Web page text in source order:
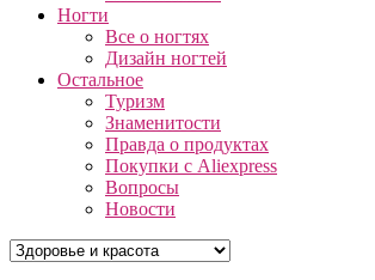
Ногти
Все о ногтях
Дизайн ногтей
Остальное
Туризм
Знаменитости
Правда о продуктах
Покупки с Aliexpress
Вопросы
Новости